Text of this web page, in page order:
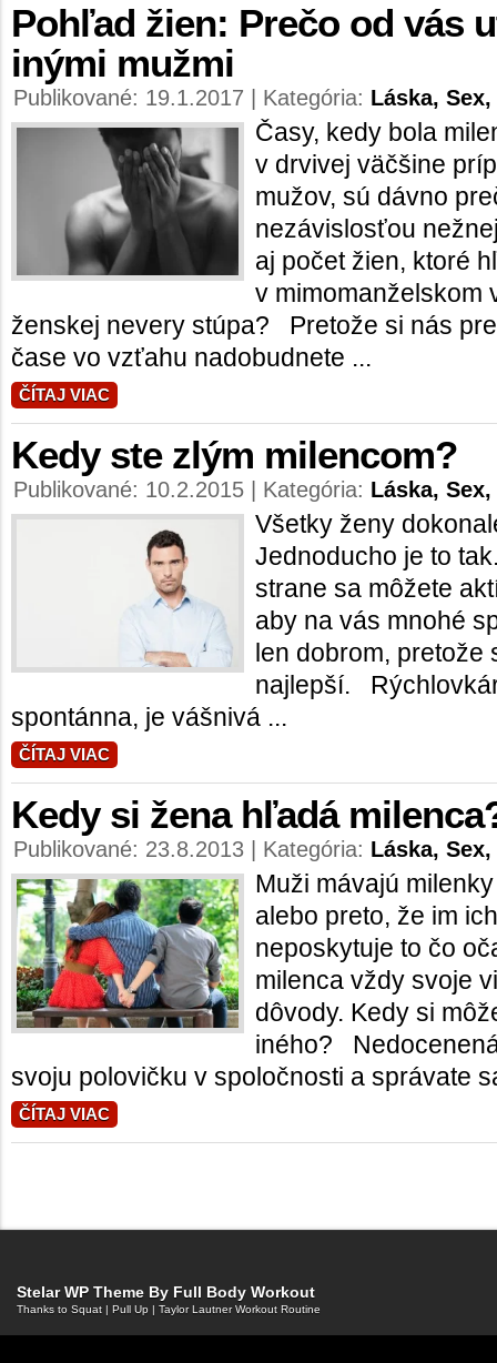
Pohľad žien: Prečo od vás
inými mužmi
Publikované: 19.1.2017 | Kategória: Láska,
Časy, kedy bola
v drvivej väčšine
mužov, sú dávno
nezávislosťou
aj počet žien, ktoré
v mimomanželskom
ženskej nevery stúpa? Pretože si nás
čase vo vzťahu nadobudnete ...
ČÍTAJ VIAC
Kedy ste zlým milencom?
Publikované: 10.2.2015 | Kategória: Láska,
Všetky ženy
Jednoducho je to
strane sa môžete
aby na vás mnohé
len dobrom, pretože
najlepší.
spontánna, je vášnivá ...
ČÍTAJ VIAC
Kedy si žena hľadá
Publikované: 23.8.2013 | Kategória: Láska,
Muži mávajú
alebo preto, že im
neposkytuje to čo
milenca vždy svoje
dôvody. Kedy si
iného?
svoju polovičku v spoločnosti a správate
ČÍTAJ VIAC
Stelar WP Theme By Full Body Workout
Thanks to Squat | Pull Up | Taylor Lautner Workout Routine